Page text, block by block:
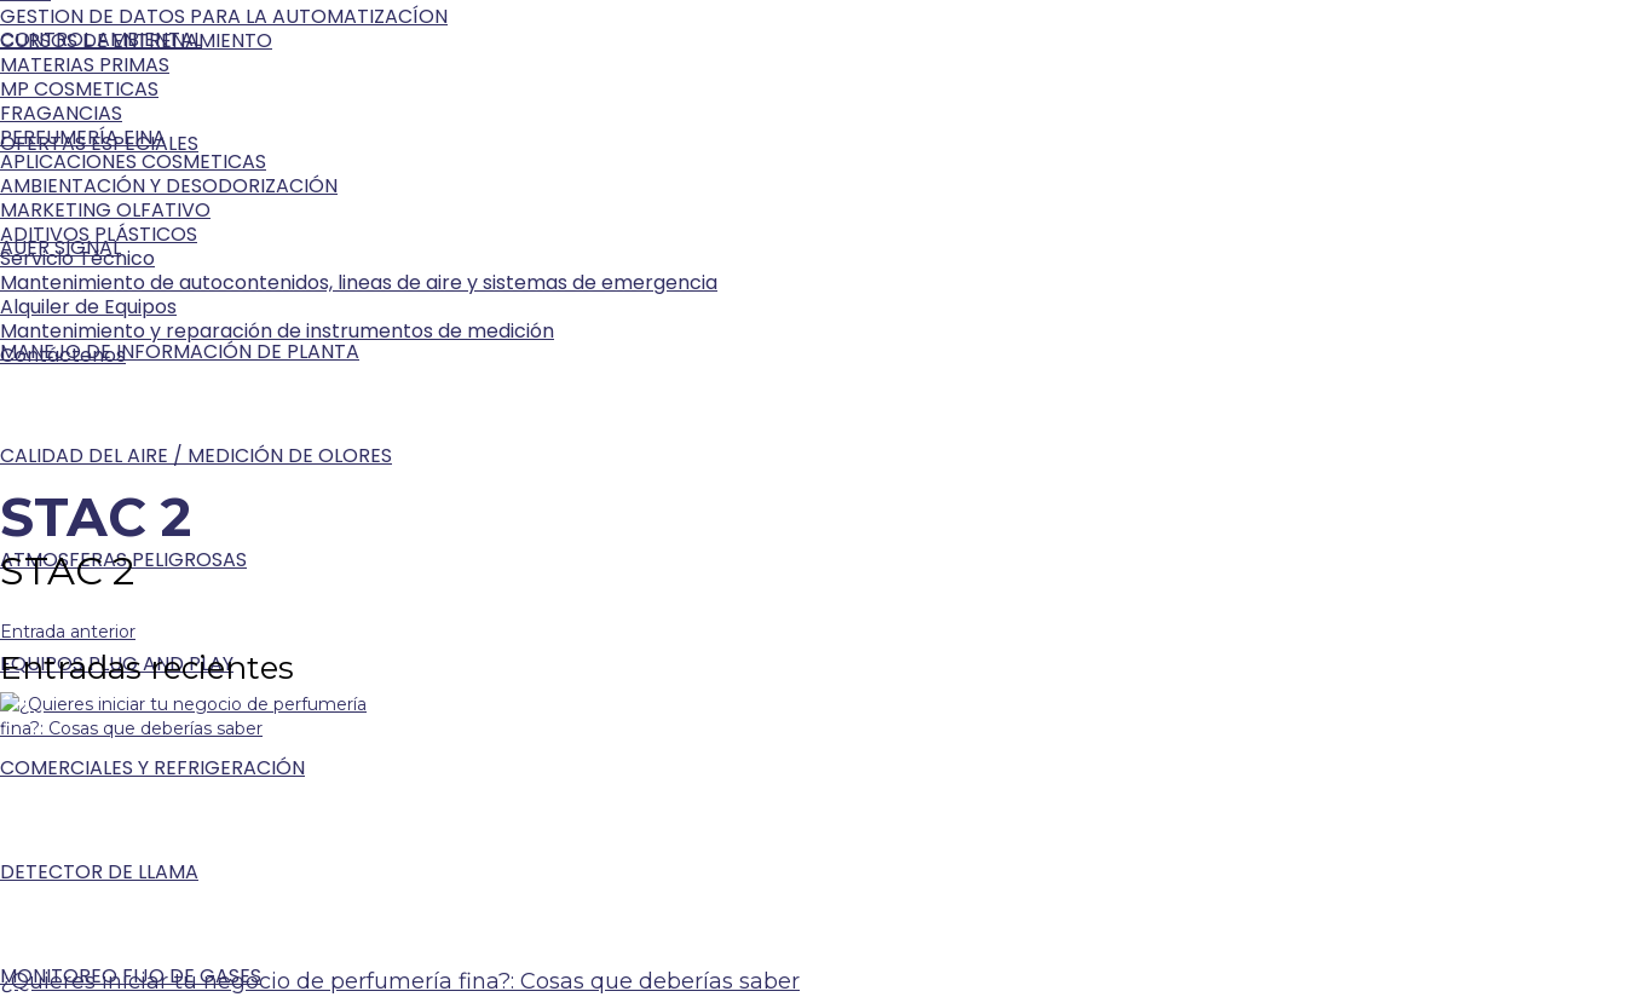
CONTROL AMBIENTAL
OFERTAS ESPECIALES
AUER SIGNAL
MANEJO DE INFORMACIÓN DE PLANTA
CALIDAD DEL AIRE / MEDICIÓN DE OLORES
ATMOSFERAS PELIGROSAS
EQUIPOS PLUG AND PLAY
COMERCIALES Y REFRIGERACIÓN
DETECTOR DE LLAMA
MONITOREO FIJO DE GASES
GESTION DE DATOS PARA LA AUTOMATIZACÍON
CURSOS DE ENTRENAMIENTO
MATERIAS PRIMAS
MP COSMETICAS
FRAGANCIAS
PERFUMERÍA FINA
APLICACIONES COSMETICAS
AMBIENTACIÓN Y DESODORIZACIÓN
MARKETING OLFATIVO
ADITIVOS PLÁSTICOS
Servicio Técnico
Mantenimiento de autocontenidos, lineas de aire y sistemas de emergencia
Alquiler de Equipos
Mantenimiento y reparación de instrumentos de medición
Contáctenos
STAC 2
STAC 2
Entrada anterior
Entradas recientes
¿Quieres iniciar tu negocio de perfumería fina?: Cosas que deberías saber